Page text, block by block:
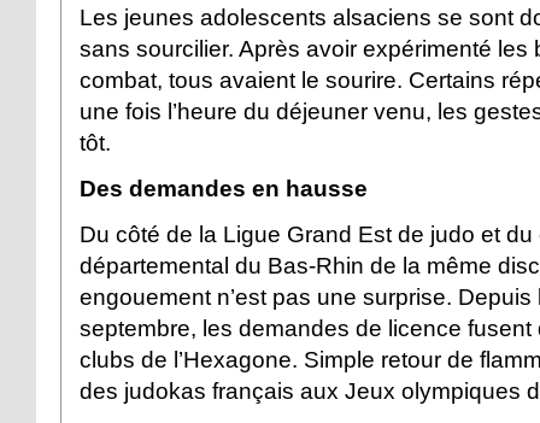
Les jeunes adolescents alsaciens se sont
sans sourcilier. Après avoir expérimenté les
combat, tous avaient le sourire. Certains
une fois l’heure du déjeuner venu, les
tôt.
Des demandes en hausse
Du côté de la Ligue Grand Est de judo et du
départemental du Bas-Rhin de la même
engouement n’est pas une surprise. Depuis
septembre, les demandes de licence fusent
clubs de l’Hexagone. Simple retour de
des judokas français aux Jeux olympiques